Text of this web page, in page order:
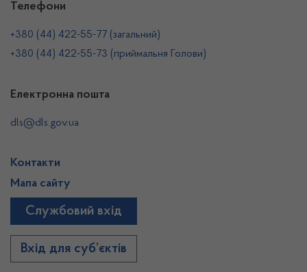
Телефони
+380 (44) 422-55-77 (загальний)
+380 (44) 422-55-73 (приймальня Голови)
Електронна пошта
dls@dls.gov.ua
Контакти
Мапа сайту
Службовий вхід
Вхід для суб’єктів